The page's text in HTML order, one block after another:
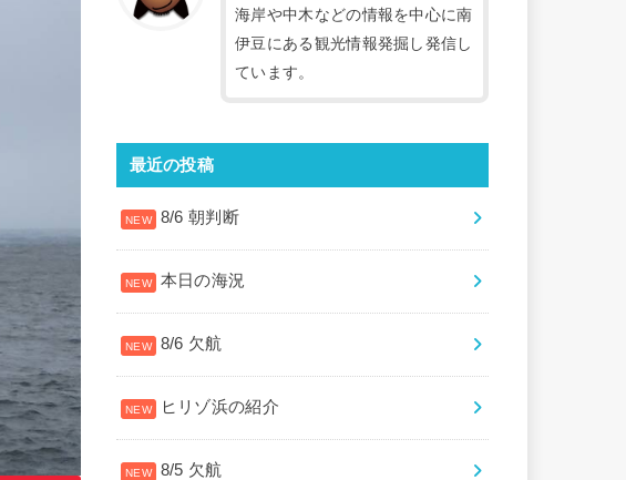
海岸や中木などの情報を中心に南
伊豆にある観光情報発掘し発信し
ています。
最近の投稿
8/6 朝判断
本日の海況
8/6 欠航
ヒリゾ浜の紹介
8/5 欠航